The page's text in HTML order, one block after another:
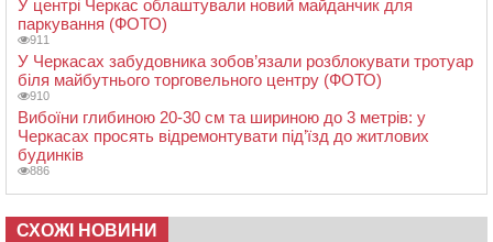
У центрі Черкас облаштували новий майданчик для
паркування (ФОТО)
911
У Черкасах забудовника зобов’язали розблокувати тротуар
біля майбутнього торговельного центру (ФОТО)
910
Вибоїни глибиною 20-30 см та шириною до 3 метрів: у
Черкасах просять відремонтувати під’їзд до житлових
будинків
886
СХОЖІ НОВИНИ